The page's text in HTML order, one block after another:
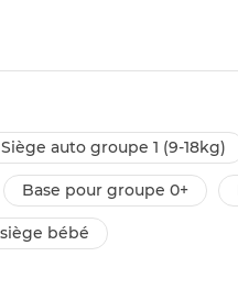
siège auto groupe 1 (9-18kg)
base pour groupe 0+
bébé